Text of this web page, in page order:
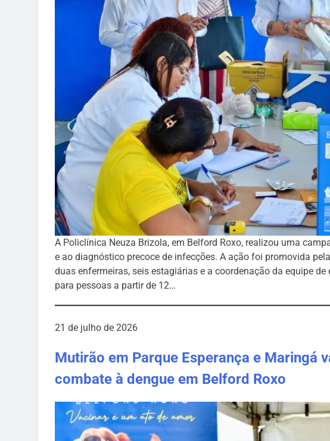
A Policlínica Neuza Brizola, em Belford Roxo, realizou uma
e ao diagnóstico precoce de infecções. A ação foi promovida
duas enfermeiras, seis estagiárias e a coordenação da equipe
para pessoas a partir de 12…
21 de julho de 2026
Mutirão em Parque Esperança e Maringá
combate à dengue em Belford Roxo